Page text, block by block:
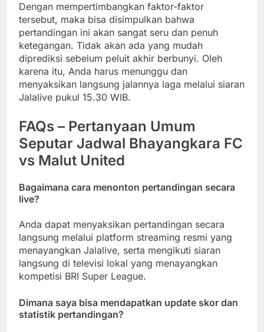
Dengan mempertimbangkan faktor-faktor
tersebut, maka bisa disimpulkan bahwa
pertandingan ini akan sangat seru dan penuh
ketegangan. Tidak akan ada yang mudah
diprediksi sebelum peluit akhir berbunyi. Oleh
karena itu, Anda harus menunggu dan
menyaksikan langsung jalannya laga melalui siaran
Jalalive pukul 15.30 WIB.
FAQs – Pertanyaan Umum
Seputar Jadwal Bhayangkara FC
vs Malut United
Bagaimana cara menonton pertandingan secara
live?
Anda dapat menyaksikan pertandingan secara
langsung melalui platform streaming resmi yang
menayangkan Jalalive, serta mengikuti siaran
langsung di televisi lokal yang menayangkan
kompetisi BRI Super League.
Dimana saya bisa mendapatkan update skor dan
statistik pertandingan?